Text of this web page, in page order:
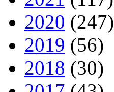
2020 (247)
2019 (56)
2018 (30)